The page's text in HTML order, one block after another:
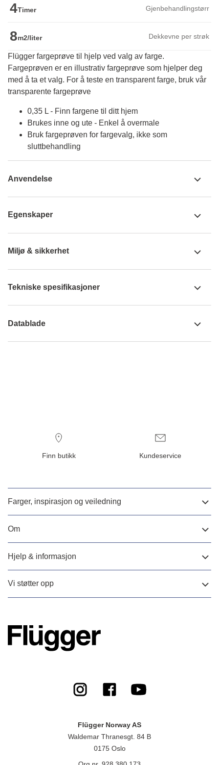
4Timer Gjenbehandlingstørr
8m2/liter Dekkevne per strøk
Flügger fargeprøve til hjelp ved valg av farge.
Fargeprøven er en illustrativ fargeprøve som hjelper deg
med å ta et valg. For å teste en transparent farge, bruk vår
transparente fargeprøve
0,35 L - Finn fargene til ditt hjem
Brukes inne og ute - Enkel å overmale
Bruk fargeprøven for fargevalg, ikke som
sluttbehandling
Anvendelse
Egenskaper
Miljø & sikkerhet
Tekniske spesifikasjoner
Datablade
Finn butikk Kundeservice
Farger, inspirasjon og veiledning
Om
Hjelp & informasjon
Vi støtter opp
Flügger Norway AS
Waldemar Thranesgt. 84 B
0175 Oslo